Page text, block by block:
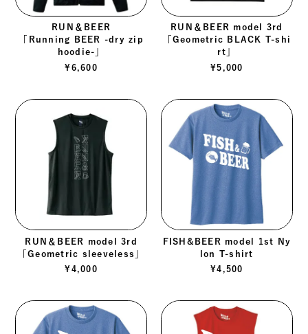
RUN＆BEER
「Running BEER -dry zip
hoodie-」
¥6,600
RUN＆BEER model 3rd
「Geometric BLACK T-shi
rt」
¥5,000
RUN＆BEER model 3rd
「Geometric sleeveless」
¥4,000
FISH&BEER model 1st Ny
lon T-shirt
¥4,500